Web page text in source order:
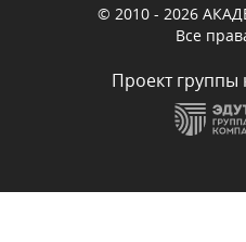
© 2010 - 2026
Все
Проект группы